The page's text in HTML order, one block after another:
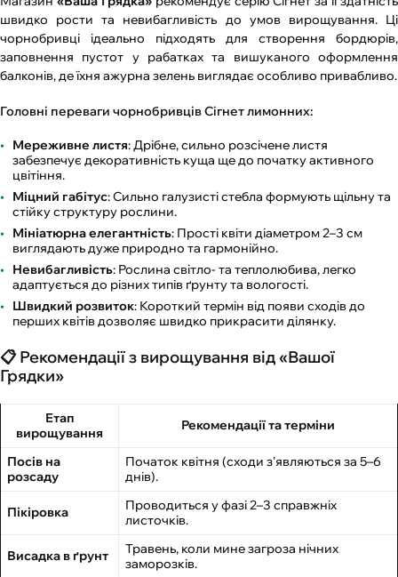
швидко рости та невибагливість до умов вирощування. Ці
чорнобривці ідеально підходять для створення бордюрів,
заповнення пустот у рабатках та вишуканого оформлення
балконів, де їхня ажурна зелень виглядає особливо привабливо.
Головні переваги чорнобривців Сігнет лимонних:
Мереживне листя: Дрібне, сильно розсічене листя
забезпечує декоративність куща ще до початку активного
цвітіння.
Міцний габітус: Сильно галузисті стебла формують щільну та
стійку структуру рослини.
Мініатюрна елегантність: Прості квіти діаметром 2–3 см
виглядають дуже природно та гармонійно.
Невибагливість: Рослина світло- та теплолюбива, легко
адаптується до різних типів ґрунту та вологості.
Швидкий розвиток: Короткий термін від появи сходів до
перших квітів дозволяє швидко прикрасити ділянку.
📋 Рекомендації з вирощування від «Вашої
Грядки»
Етап
вирощування
Рекомендації та терміни
Посів на
розсаду
Початок квітня (сходи з'являються за 5–6
днів).
Пікіровка
Проводиться у фазі 2–3 справжніх
листочків.
Висадка в ґрунт
Травень, коли мине загроза нічних
заморозків.